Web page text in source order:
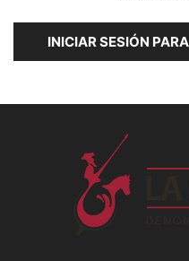
INICIAR SESIÓN